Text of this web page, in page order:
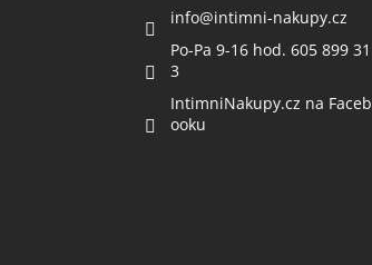
info@intimni-nakupy.cz
Po-Pa 9-16 hod. 605 899 31
3
IntimniNakupy.cz na Faceb
ooku